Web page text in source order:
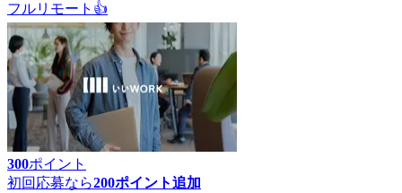
フルリモート 👍
300ポイント
初回応募なら200ポイント追加